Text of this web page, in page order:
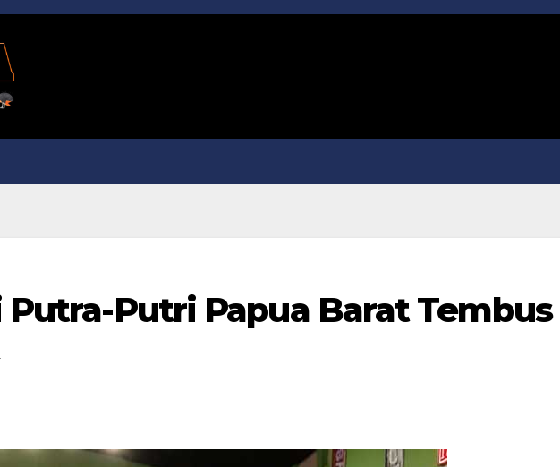
Putra-Putri Papua Barat Tembus